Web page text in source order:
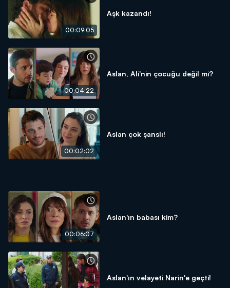
00:09:05
Aşk kazandı!
00:04:22
Aslan, Ali'nin çocuğu değil mi?
00:02:02
Aslan çok şanslı!
00:06:07
Aslan'ın babası kim?
Aslan'ın velayeti Narin'e geçti!